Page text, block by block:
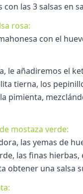
las 3 salsas en
rosa:
con el
le añadiremos el
tierna, los
pimienta,
mostaza verde:
las yemas de
las finas hierbas,
obtener una salsa